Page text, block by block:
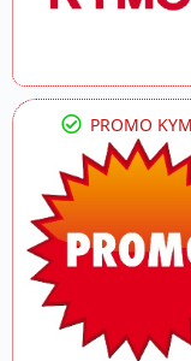
PROMO